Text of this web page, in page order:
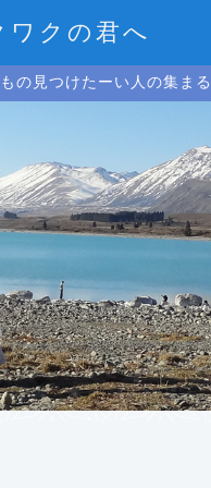
ワクの君へ
の見つけたーい人の集ま